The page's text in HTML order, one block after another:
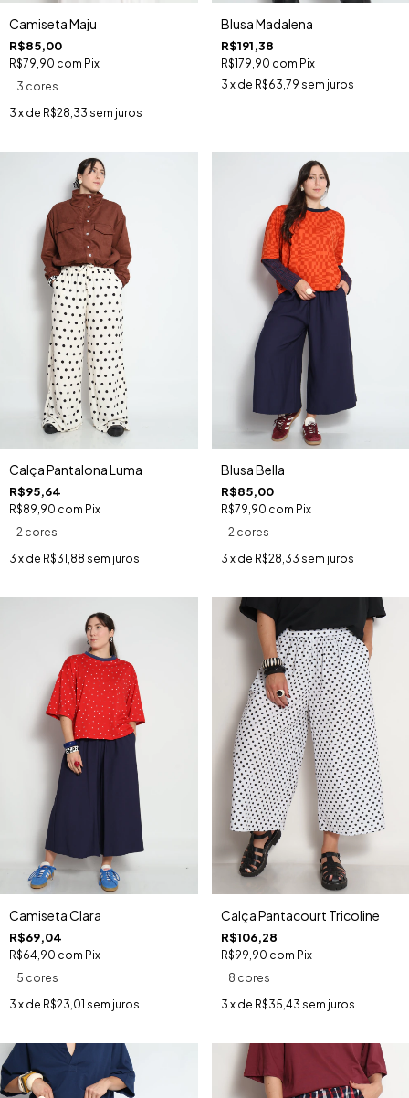
Camiseta Maju
R$85,00
R$79,90 com Pix
3 cores
3 x de R$28,33 sem juros
Blusa Madalena
R$191,38
R$179,90 com Pix
3 x de R$63,79 sem juros
Calça Pantalona Luma
R$95,64
R$89,90 com Pix
2 cores
3 x de R$31,88 sem juros
Blusa Bella
R$85,00
R$79,90 com Pix
2 cores
3 x de R$28,33 sem juros
Camiseta Clara
R$69,04
R$64,90 com Pix
5 cores
3 x de R$23,01 sem juros
Calça Pantacourt Tricoline
R$106,28
R$99,90 com Pix
8 cores
3 x de R$35,43 sem juros